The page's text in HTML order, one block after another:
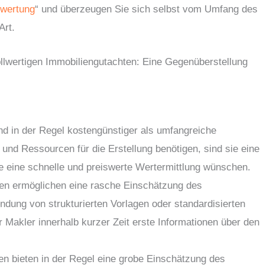
“ und überzeugen Sie sich selbst vom Umfang des
Immobiliengutachten: Eine Gegenüberstellung
in der Regel kostengünstiger als umfangreiche
Ressourcen für die Erstellung benötigen, sind sie eine
eine schnelle und preiswerte Wertermittlung wünschen.
ermöglichen eine rasche Einschätzung des
von strukturierten Vorlagen oder standardisierten
Makler innerhalb kurzer Zeit erste Informationen über den
bieten in der Regel eine grobe Einschätzung des